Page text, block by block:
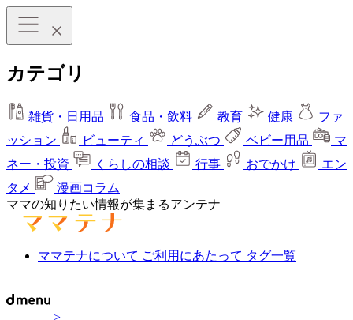
カテゴリ
雑貨・日用品 食品・飲料 教育 健康
ファ
ッション
ビューティ どうぶつ ベビー用品
マ
ネー・投資
くらしの相談 行事 おでかけ
エン
タメ
漫画コラム
ママの知りたい情報が集まるアンテナ
ママテナについて ご利用にあたって タグ一覧
>